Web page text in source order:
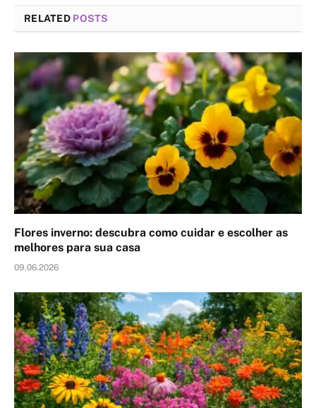
RELATED POSTS
Flores inverno: descubra como cuidar e escolher as
melhores para sua casa
09.06.2026